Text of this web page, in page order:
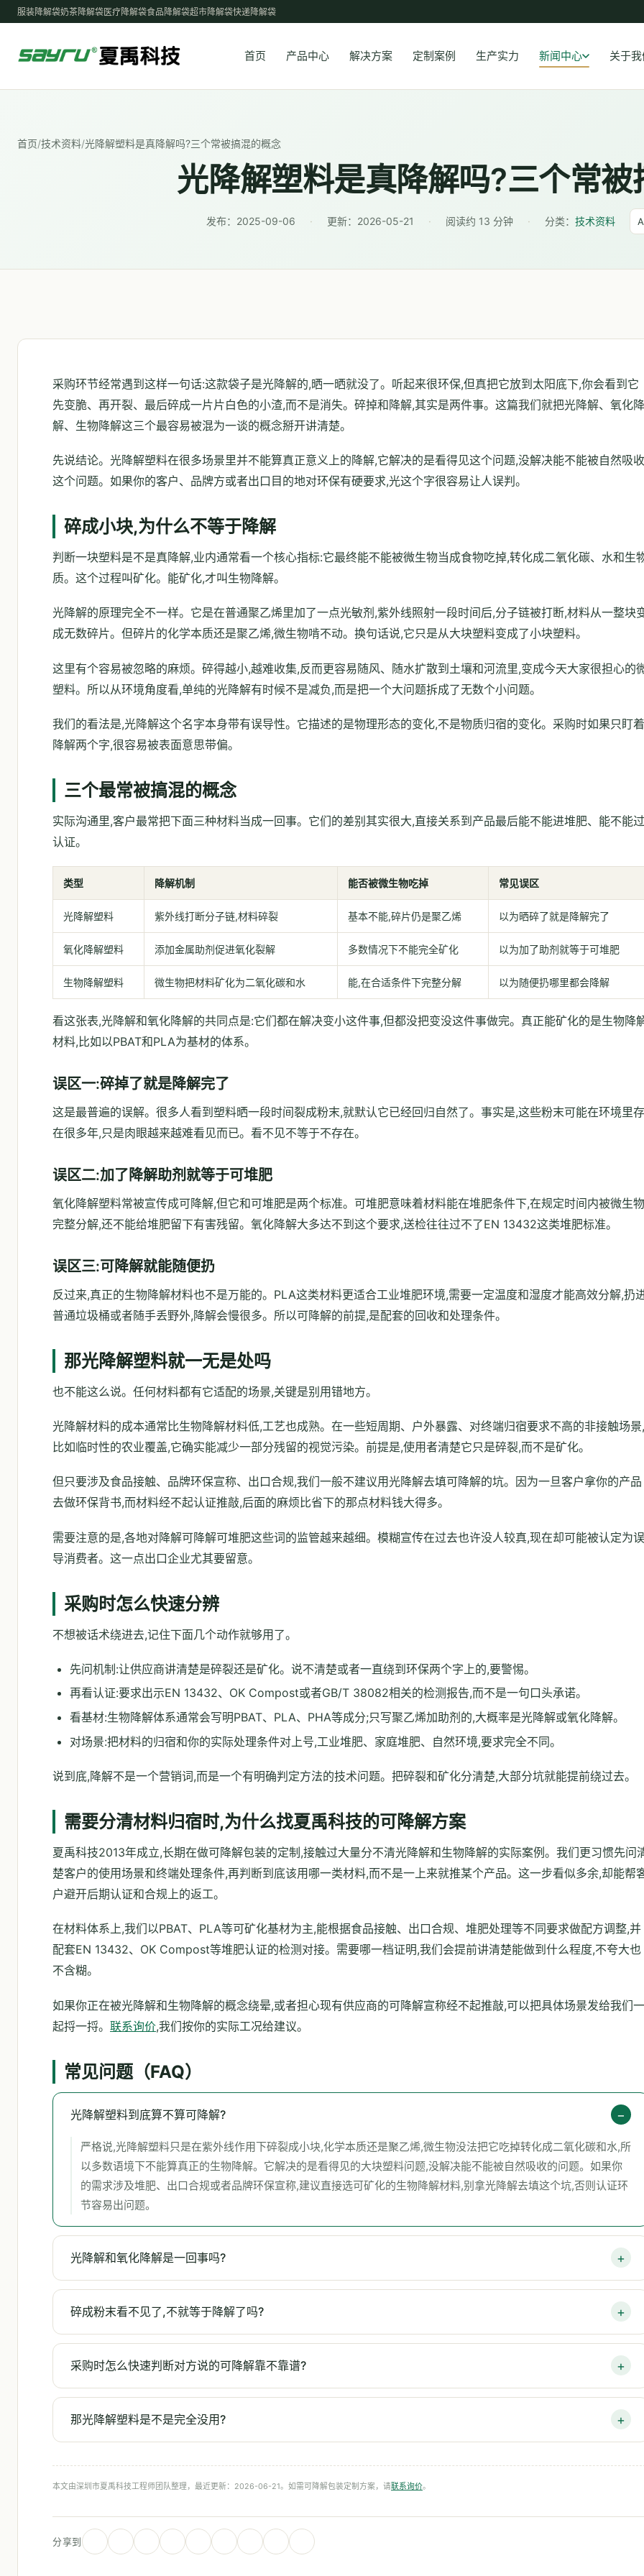
服装降解袋奶茶降解袋医疗降解袋食品降解袋超市降解袋快递降解袋
首页 产品中心 解决方案 定制案例 生产实力 新闻中心 关于
首页/技术资料/光降解塑料是真降解吗?三个常被搞混的概念
光降解塑料是真降解吗?三个常被
发布： 2025-09-06 · 更新： 2026-05-21 · 阅读约 13 分钟 · 分类： 技术资料
采购环节经常遇到这样一句话:这款袋子是光降解的,晒一晒就没了。听起来很环保,但真把它放到太阳底下,你会看到它
先变脆、再开裂、最后碎成一片片白色的小渣,而不是消失。碎掉和降解,其实是两件事。这篇我们就把光降解、氧化降
解、生物降解这三个最容易被混为一谈的概念掰开讲清楚。
先说结论。光降解塑料在很多场景里并不能算真正意义上的降解,它解决的是看得见这个问题,没解决能不能被自然吸收
这个问题。如果你的客户、品牌方或者出口目的地对环保有硬要求,光这个字很容易让人误判。
碎成小块,为什么不等于降解
判断一块塑料是不是真降解,业内通常看一个核心指标:它最终能不能被微生物当成食物吃掉,转化成二氧化碳、水和生
质。这个过程叫矿化。能矿化,才叫生物降解。
光降解的原理完全不一样。它是在普通聚乙烯里加了一点光敏剂,紫外线照射一段时间后,分子链被打断,材料从一整块
成无数碎片。但碎片的化学本质还是聚乙烯,微生物啃不动。换句话说,它只是从大块塑料变成了小块塑料。
这里有个容易被忽略的麻烦。碎得越小,越难收集,反而更容易随风、随水扩散到土壤和河流里,变成今天大家很担心的
塑料。所以从环境角度看,单纯的光降解有时候不是减负,而是把一个大问题拆成了无数个小问题。
我们的看法是,光降解这个名字本身带有误导性。它描述的是物理形态的变化,不是物质归宿的变化。采购时如果只盯着
降解两个字,很容易被表面意思带偏。
三个最常被搞混的概念
实际沟通里,客户最常把下面三种材料当成一回事。它们的差别其实很大,直接关系到产品最后能不能进堆肥、能不能过
认证。
类型 降解机制 能否被微生物吃掉 常见误区
光降解塑料 紫外线打断分子链,材料碎裂 基本不能,碎片仍是聚乙烯 以为晒碎了就是降解完了
氧化降解塑料 添加金属助剂促进氧化裂解 多数情况下不能完全矿化 以为加了助剂就等于可堆肥
生物降解塑料 微生物把材料矿化为二氧化碳和水 能,在合适条件下完整分解 以为随便扔哪里都会降解
看这张表,光降解和氧化降解的共同点是:它们都在解决变小这件事,但都没把变没这件事做完。真正能矿化的是生物降
材料,比如以PBAT和PLA为基材的体系。
误区一:碎掉了就是降解完了
这是最普遍的误解。很多人看到塑料晒一段时间裂成粉末,就默认它已经回归自然了。事实是,这些粉末可能在环境里存
在很多年,只是肉眼越来越难看见而已。看不见不等于不存在。
误区二:加了降解助剂就等于可堆肥
氧化降解塑料常被宣传成可降解,但它和可堆肥是两个标准。可堆肥意味着材料能在堆肥条件下,在规定时间内被微生物
完整分解,还不能给堆肥留下有害残留。氧化降解大多达不到这个要求,送检往往过不了EN 13432这类堆肥标准。
误区三:可降解就能随便扔
反过来,真正的生物降解材料也不是万能的。PLA这类材料更适合工业堆肥环境,需要一定温度和湿度才能高效分解,扔
普通垃圾桶或者随手丢野外,降解会慢很多。所以可降解的前提,是配套的回收和处理条件。
那光降解塑料就一无是处吗
也不能这么说。任何材料都有它适配的场景,关键是别用错地方。
光降解材料的成本通常比生物降解材料低,工艺也成熟。在一些短周期、户外暴露、对终端归宿要求不高的非接触场景,
比如临时性的农业覆盖,它确实能减少一部分残留的视觉污染。前提是,使用者清楚它只是碎裂,而不是矿化。
但只要涉及食品接触、品牌环保宣称、出口合规,我们一般不建议用光降解去填可降解的坑。因为一旦客户拿你的产品
去做环保背书,而材料经不起认证推敲,后面的麻烦比省下的那点材料钱大得多。
需要注意的是,各地对降解可降解可堆肥这些词的监管越来越细。模糊宣传在过去也许没人较真,现在却可能被认定为误
导消费者。这一点出口企业尤其要留意。
采购时怎么快速分辨
不想被话术绕进去,记住下面几个动作就够用了。
先问机制:让供应商讲清楚是碎裂还是矿化。说不清楚或者一直绕到环保两个字上的,要警惕。
再看认证:要求出示EN 13432、OK Compost或者GB/T 38082相关的检测报告,而不是一句口头承诺。
看基材:生物降解体系通常会写明PBAT、PLA、PHA等成分;只写聚乙烯加助剂的,大概率是光降解或氧化降解。
对场景:把材料的归宿和你的实际处理条件对上号,工业堆肥、家庭堆肥、自然环境,要求完全不同。
说到底,降解不是一个营销词,而是一个有明确判定方法的技术问题。把碎裂和矿化分清楚,大部分坑就能提前绕过去。
需要分清材料归宿时,为什么找夏禹科技的可降解方案
夏禹科技2013年成立,长期在做可降解包装的定制,接触过大量分不清光降解和生物降解的实际案例。我们更习惯先问
楚客户的使用场景和终端处理条件,再判断到底该用哪一类材料,而不是一上来就推某个产品。这一步看似多余,却能帮
户避开后期认证和合规上的返工。
在材料体系上,我们以PBAT、PLA等可矿化基材为主,能根据食品接触、出口合规、堆肥处理等不同要求做配方调整,并
配套EN 13432、OK Compost等堆肥认证的检测对接。需要哪一档证明,我们会提前讲清楚能做到什么程度,不夸大也
不含糊。
如果你正在被光降解和生物降解的概念绕晕,或者担心现有供应商的可降解宣称经不起推敲,可以把具体场景发给我们一
起捋一捋。 联系询价,我们按你的实际工况给建议。
常见问题（FAQ）
光降解塑料到底算不算可降解?
严格说,光降解塑料只是在紫外线作用下碎裂成小块,化学本质还是聚乙烯,微生物没法把它吃掉转化成二氧化碳和水,所
以多数语境下不能算真正的生物降解。它解决的是看得见的大块塑料问题,没解决能不能被自然吸收的问题。如果你
的需求涉及堆肥、出口合规或者品牌环保宣称,建议直接选可矿化的生物降解材料,别拿光降解去填这个坑,否则认证环
节容易出问题。
光降解和氧化降解是一回事吗?
碎成粉末看不见了,不就等于降解了吗?
采购时怎么快速判断对方说的可降解靠不靠谱?
那光降解塑料是不是完全没用?
本文由深圳市夏禹科技工程师团队整理，最近更新：2026-06-21。如需可降解包装定制方案，请联系询价。
分享到